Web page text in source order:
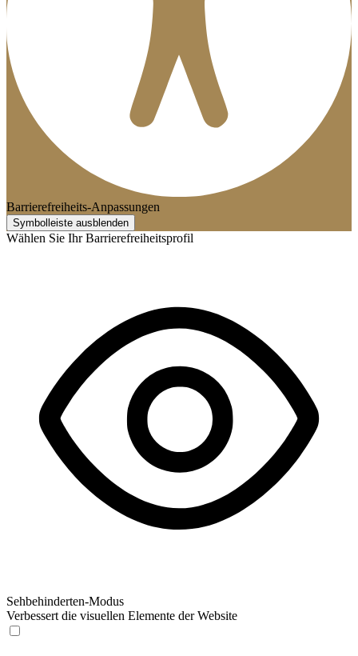
Barrierefreiheits-Anpassungen
Symbolleiste ausblenden
Wählen Sie Ihr Barrierefreiheitsprofil
Sehbehinderten-Modus
Verbessert die visuellen Elemente der Website